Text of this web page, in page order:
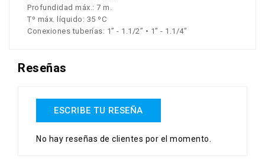
Profundidad máx.: 7 m.
Tº máx. líquido: 35 ºC
Conexiones tuberías: 1” - 1.1/2” • 1” - 1.1/4”
Reseñas
ESCRIBE TU RESEÑA
No hay reseñas de clientes por el momento.